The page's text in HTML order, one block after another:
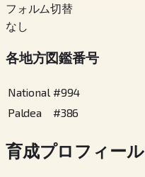
フォルム切替
なし
各地方図鑑番号
National #994
Paldea
#386
育成プロフィール